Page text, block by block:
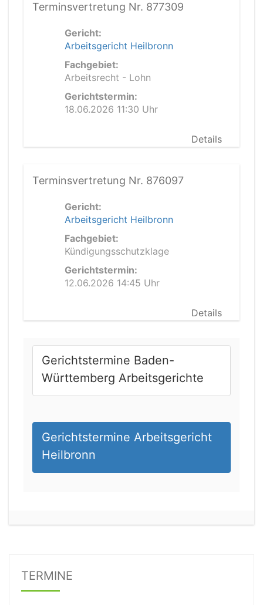
Terminsvertretung Nr. 877309
Gericht:
Arbeitsgericht Heilbronn
Fachgebiet:
Arbeitsrecht - Lohn
Gerichtstermin:
18.06.2026 11:30 Uhr
Details
Terminsvertretung Nr. 876097
Gericht:
Arbeitsgericht Heilbronn
Fachgebiet:
Kündigungsschutzklage
Gerichtstermin:
12.06.2026 14:45 Uhr
Details
Gerichtstermine Baden-
Württemberg Arbeitsgerichte
Gerichtstermine Arbeitsgericht
Heilbronn
TERMINE
20.08.2026 13:45 Uhr
20.08.2026 16:30 Uhr